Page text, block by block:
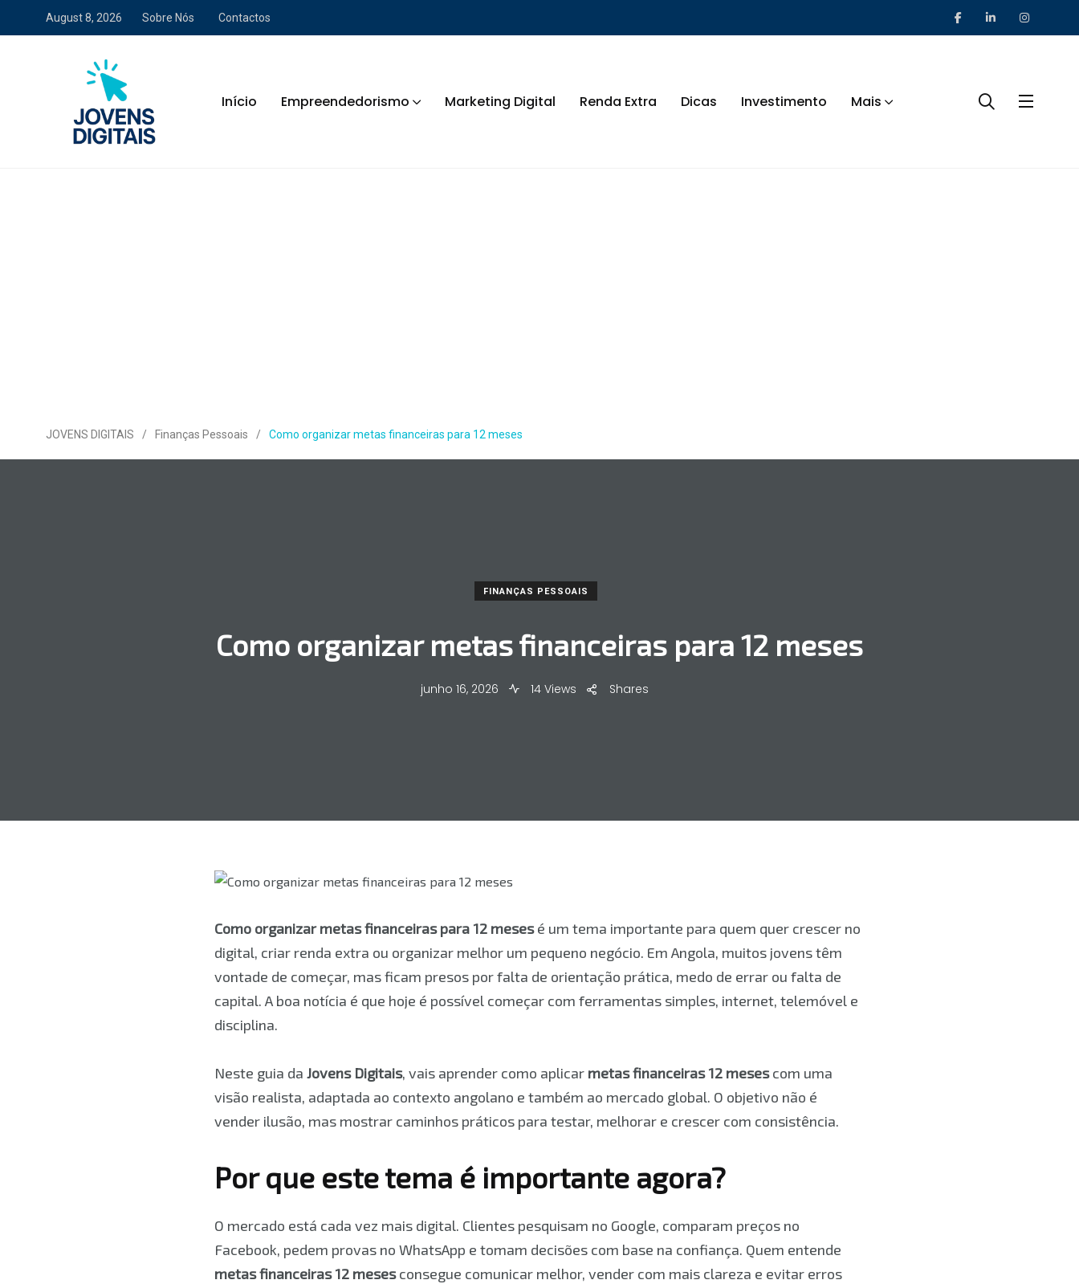
August 8, 2026 Sobre Nós Contactos
Início Empreendedorismo Marketing Digital Renda Extra Dicas Investimento Mais
JOVENS DIGITAIS / Finanças Pessoais / Como organizar metas financeiras para 12 meses
FINANÇAS PESSOAIS
Como organizar metas financeiras para 12 meses
junho 16, 2026 14 Views Shares
Como organizar metas financeiras para 12 mesesé um tema importante para quem quer crescer no
digital, criar renda extra ou organizar melhor um pequeno negócio. Em Angola, muitos jovens têm
vontade de começar, mas ficam presos por falta de orientação prática, medo de errar ou falta de
capital. A boa notícia é que hoje é possível começar com ferramentas simples, internet, telemóvel e
disciplina.
Neste guia da Jovens Digitais, vais aprender como aplicar metas financeiras 12 mesescom uma
visão realista, adaptada ao contexto angolano e também ao mercado global. O objetivo não é
vender ilusão, mas mostrar caminhos práticos para testar, melhorar e crescer com consistência.
Por que este tema é importante agora?
O mercado está cada vez mais digital. Clientes pesquisam no Google, comparam preços no
Facebook, pedem provas no WhatsApp e tomam decisões com base na confiança. Quem entende
metas financeiras 12 mesesconsegue comunicar melhor, vender com mais clareza e evitar erros